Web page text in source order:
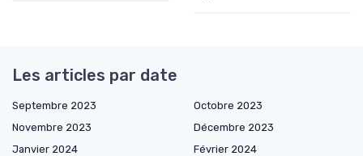
Les articles par date
Septembre 2023
Octobre 2023
Novembre 2023
Décembre 2023
Janvier 2024
Février 2024